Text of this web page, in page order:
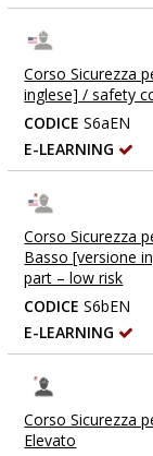
Corso Sicurezza
inglese] / safety
CODICE S6aEN
E-LEARNING
Corso Sicurezza
Basso [versione
part – low risk
CODICE S6bEN
E-LEARNING
Corso Sicurezza
Elevato